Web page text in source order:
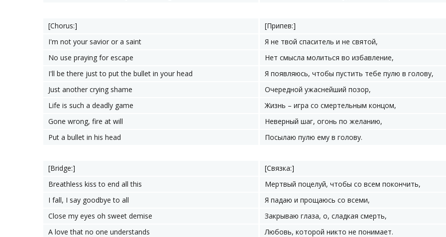
[Chorus:]
[Припев:]
I'm not your savior or a saint
Я не твой спаситель и не святой,
No use praying for escape
Нет смысла молиться во избавление,
I'll be there just to put the bullet in your head
Я появляюсь, чтобы пустить тебе пулю в голову,
Just another crying shame
Очередной ужаснейший позор,
Life is such a deadly game
Жизнь – игра со смертельным концом,
Gone wrong, fire at will
Неверный шаг, огонь по желанию,
Put a bullet in his head
Посылаю пулю ему в голову.
[Bridge:]
[Связка:]
Breathless kiss to end all this
Мертвый поцелуй, чтобы со всем покончить,
I fall, I say goodbye to all
Я падаю и прощаюсь со всеми,
Close my eyes oh sweet demise
Закрываю глаза, о, сладкая смерть,
A love that no one understands
Любовь, которой никто не понимает.